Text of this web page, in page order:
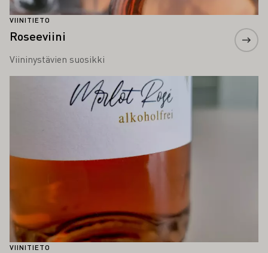
VIINITIETO
Roseeviini
Viininystävien suosikki
VIINITIETO